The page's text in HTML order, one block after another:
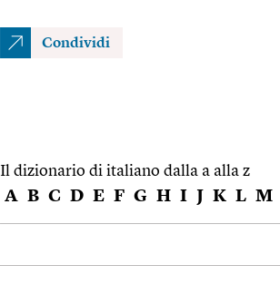
Condividi
Il dizionario di italiano dalla a alla z
A B C D E F G H I J K L M